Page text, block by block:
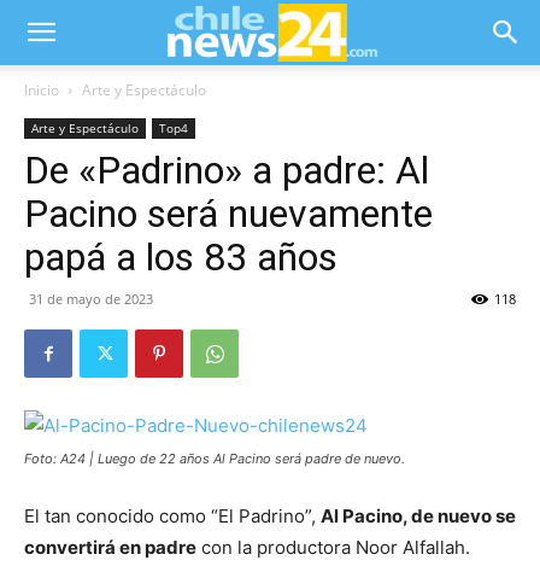
Inicio Arte y Espectáculo
Arte y Espectáculo Top4
De «Padrino» a padre: Al
Pacino será nuevamente
papá a los 83 años
31 de mayo de 2023 118
Foto: A24 | Luego de 22 años Al Pacino será padre de nuevo.
El tan conocido como “El Padrino”, Al Pacino, de nuevo se
convertirá en padre con la productora Noor Alfallah.